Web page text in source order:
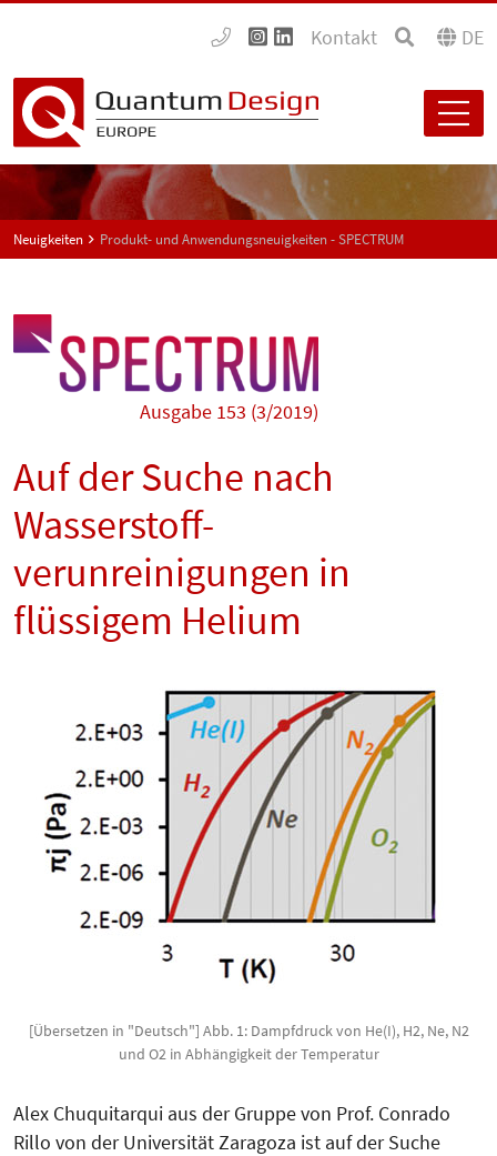
Kontakt DE
Neuigkeiten Produkt- und Anwendungsneuigkeiten - SPECTRUM
Ausgabe 153 (3/2019)
Auf der Suche nach
Wasserstoff-
verunreinigungen in
flüssigem Helium
[Übersetzen in "Deutsch"] Abb. 1: Dampfdruck von He(I), H2, Ne, N2
und O2 in Abhängigkeit der Temperatur
Alex Chuquitarqui aus der Gruppe von Prof. Conrado
Rillo von der Universität Zaragoza ist auf der Suche